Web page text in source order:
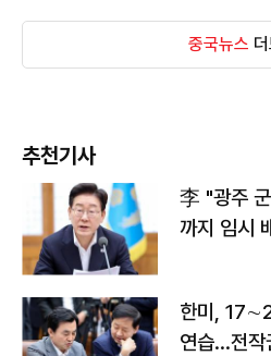
중국뉴스 더
추천기사
李 "광주
까지 임시
한미,
연습…전작